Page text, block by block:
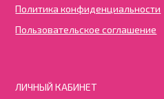
Политика конфиденциальности
Пользовательское соглашение
ЛИЧНЫЙ КАБИНЕТ